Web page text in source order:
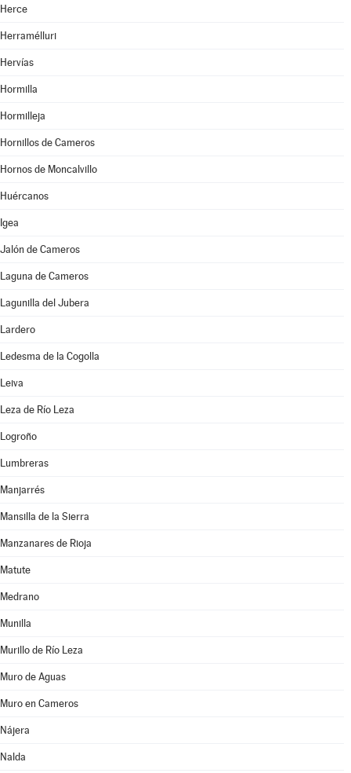
Herce
Herramélluri
Hervías
Hormilla
Hormilleja
Hornillos de Cameros
Hornos de Moncalvillo
Huércanos
Igea
Jalón de Cameros
Laguna de Cameros
Lagunilla del Jubera
Lardero
Ledesma de la Cogolla
Leiva
Leza de Río Leza
Logroño
Lumbreras
Manjarrés
Mansilla de la Sierra
Manzanares de Rioja
Matute
Medrano
Munilla
Murillo de Río Leza
Muro de Aguas
Muro en Cameros
Nájera
Nalda